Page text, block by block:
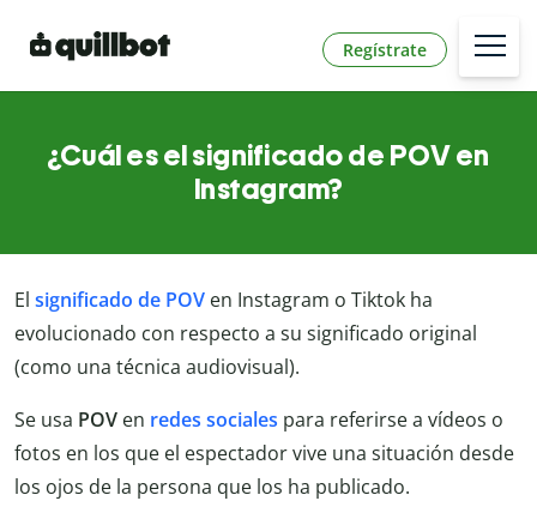
Regístrate
¿Cuál es el significado de POV en
Instagram?
El significado de POV en Instagram o Tiktok ha
evolucionado con respecto a su significado original
(como una técnica audiovisual).
Se usa POV en redes sociales para referirse a vídeos o
fotos en los que el espectador vive una situación desde
los ojos de la persona que los ha publicado.